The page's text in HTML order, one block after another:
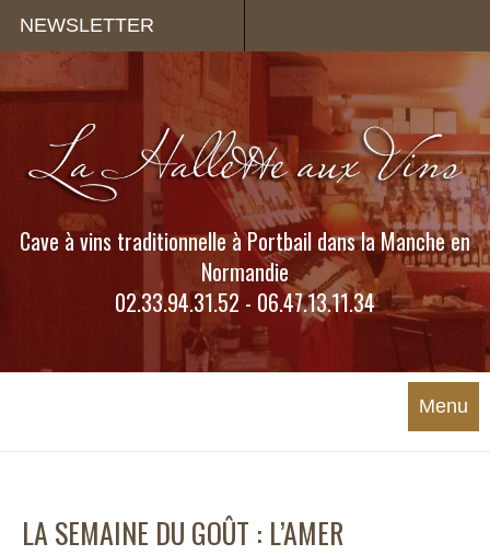
NEWSLETTER
Cave à vins traditionnelle à Portbail dans la Manche en
Normandie
02.33.94.31.52 - 06.47.13.11.34
Menu
LA SEMAINE DU GOÛT : L’AMER
Panneau de gestion des cookies